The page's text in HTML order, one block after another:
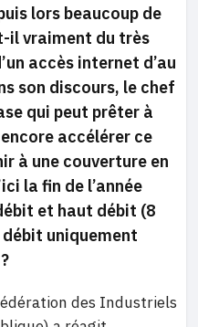
lors beaucoup de
il vraiment du très
accès internet d’au
son discours, le chef
qui peut prêter à
accélérer ce
à une couverture en
la fin de l’année
et haut débit (8
uniquement
des Industriels